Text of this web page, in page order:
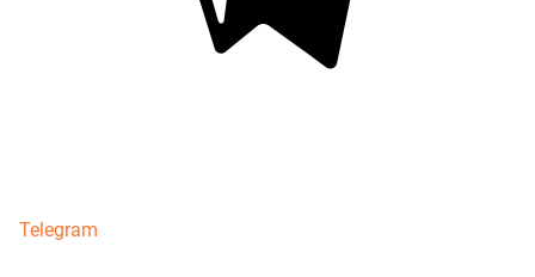
Telegram